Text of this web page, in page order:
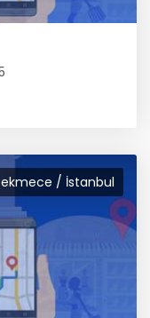
/ İstanbul